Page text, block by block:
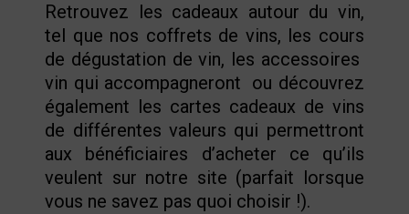
Retrouvez les cadeaux autour du vin,
tel que nos coffrets de vins, les cours
de dégustation de vin, les accessoires
vin qui accompagneront ou découvrez
également les cartes cadeaux de vins
de différentes valeurs qui permettront
aux bénéficiaires d’acheter ce qu’ils
veulent sur notre site (parfait lorsque
vous ne savez pas quoi choisir !).